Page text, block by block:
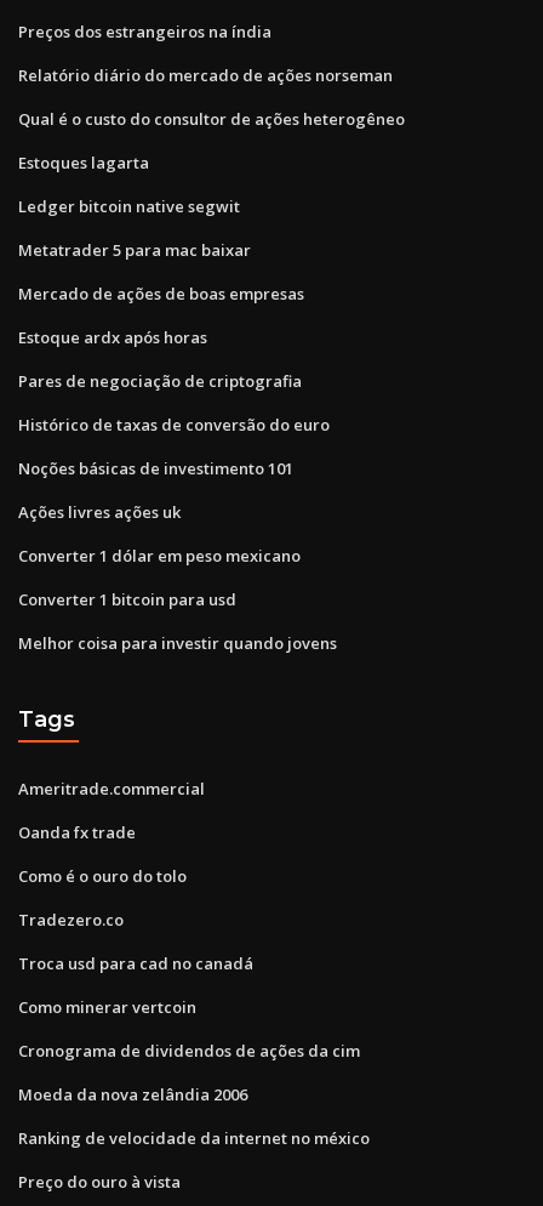
Preços dos estrangeiros na índia
Relatório diário do mercado de ações norseman
Qual é o custo do consultor de ações heterogêneo
Estoques lagarta
Ledger bitcoin native segwit
Metatrader 5 para mac baixar
Mercado de ações de boas empresas
Estoque ardx após horas
Pares de negociação de criptografia
Histórico de taxas de conversão do euro
Noções básicas de investimento 101
Ações livres ações uk
Converter 1 dólar em peso mexicano
Converter 1 bitcoin para usd
Melhor coisa para investir quando jovens
Tags
Ameritrade.commercial
Oanda fx trade
Como é o ouro do tolo
Tradezero.co
Troca usd para cad no canadá
Como minerar vertcoin
Cronograma de dividendos de ações da cim
Moeda da nova zelândia 2006
Ranking de velocidade da internet no méxico
Preço do ouro à vista